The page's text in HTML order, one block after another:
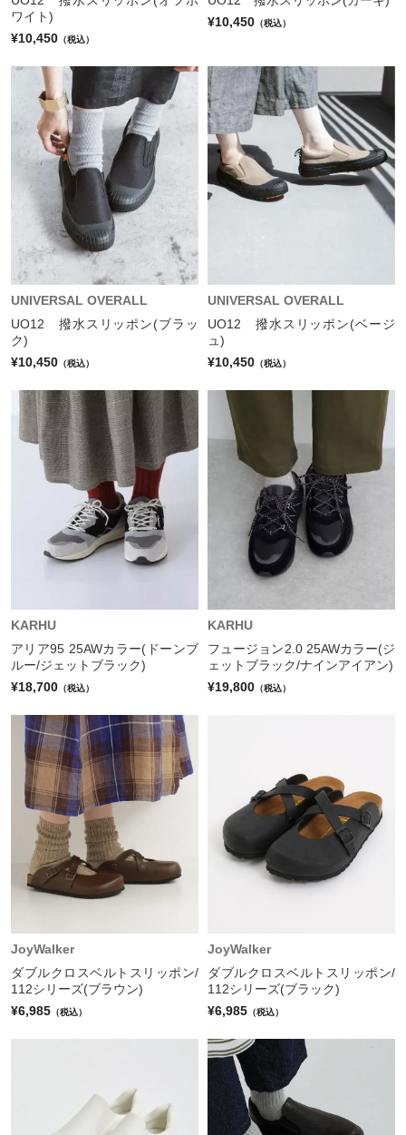
ワイト)
¥10,450 （税込）
¥10,450 （税込）
UNIVERSAL OVERALL
UO12 撥水スリッポン(ブラッ
ク)
¥10,450 （税込）
UNIVERSAL OVERALL
UO12 撥水スリッポン(ベージ
ュ)
¥10,450 （税込）
KARHU
アリア95 25AWカラー(ドーンブ
ルー/ジェットブラック)
¥18,700 （税込）
KARHU
フュージョン2.0 25AWカラー(ジ
ェットブラック/ナインアイアン)
¥19,800 （税込）
JoyWalker
ダブルクロスベルトスリッポン/
112シリーズ(ブラウン)
¥6,985 （税込）
JoyWalker
ダブルクロスベルトスリッポン/
112シリーズ(ブラック)
¥6,985 （税込）